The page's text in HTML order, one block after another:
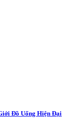
Đồ Uống Hiện Đại